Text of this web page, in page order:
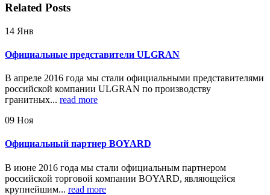
Related Posts
14 Янв
Официальные представители ULGRAN
В апреле 2016 года мы стали официальными представителями
российской компании ULGRAN по производству
гранитных... read more
09 Ноя
Официальный партнер BOYARD
В июне 2016 года мы стали официальным партнером
российской торговой компании BOYARD, являющейся
крупнейшим... read more